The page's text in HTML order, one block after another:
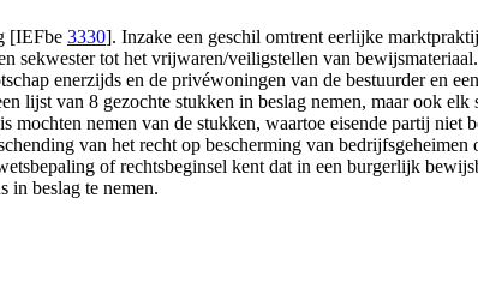
[IEFbe 3330]. Inzake een geschil omtrent eerlijke
tot het vrijwaren/veiligstellen van
enerzijds en de privéwoningen van de bestuurder en
lijst van 8 gezochte stukken in beslag nemen, maar ook
nemen van de stukken, waartoe eisende partij niet
van het recht op bescherming van
of rechtsbeginsel kent dat in een burgerlijk
in beslag te nemen.